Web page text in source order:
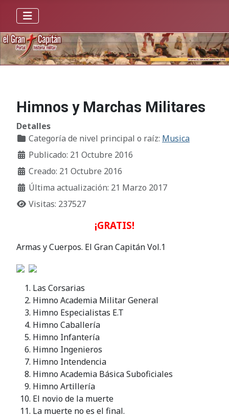
Himnos y Marchas Militares
Detalles
Categoría de nivel principal o raíz: Musica
Publicado: 21 Octubre 2016
Creado: 21 Octubre 2016
Última actualización: 21 Marzo 2017
Visitas: 237527
¡GRATIS!
Armas y Cuerpos. El Gran Capitán Vol.1
Las Corsarias
Himno Academia Militar General
Himno Especialistas E.T
Himno Caballería
Himno Infantería
Himno Ingenieros
Himno Intendencia
Himno Academia Básica Suboficiales
Himno Artillería
El novio de la muerte
La muerte no es el final.